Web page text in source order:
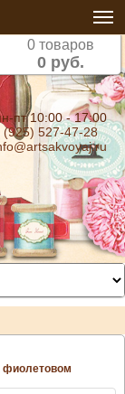
0 товаров
0 руб.
пт 10:00 - 17:00
527-47-28
фиолетовом